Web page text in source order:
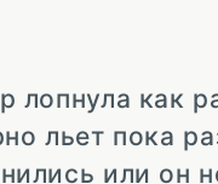
как
льет пока
или он